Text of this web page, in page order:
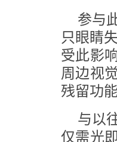
参与
只眼睛
受此影
周边视
残留功
与以
仅需光